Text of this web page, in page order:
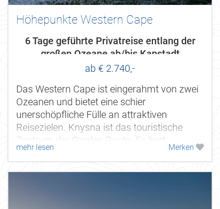
Höhepunkte Western Cape
6 Tage geführte Privatreise entlang der
großen Ozeane ab/bis Kapstadt
ab € 2.740,-
Das Western Cape ist eingerahmt von zwei
Ozeanen und bietet eine schier
unerschöpfliche Fülle an attraktiven
Reisezielen. Knysna ist das touristische
Zentrum der Garden Route. Es liegt
eingebettet zwischen Wäldern, Bergen und
dem Meer an...
mehr lesen Merken